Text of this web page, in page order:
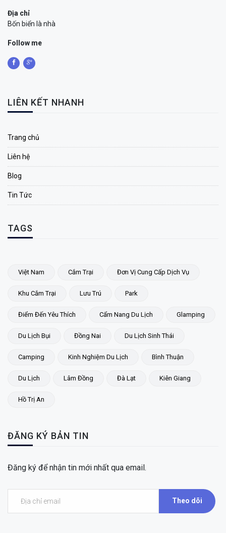
Địa chỉ
Bốn biển là nhà
Follow me
LIÊN KẾT NHANH
Trang chủ
Liên hệ
Blog
Tin Tức
TAGS
Việt Nam Cắm Trại Đơn Vị Cung Cấp Dịch Vụ
Khu Cắm Trại Lưu Trú Park
Điểm Đến Yêu Thích Cẩm Nang Du Lịch Glamping
Du Lịch Bụi Đồng Nai Du Lịch Sinh Thái
Camping Kinh Nghiệm Du Lịch Bình Thuận
Du Lịch Lâm Đồng Đà Lạt Kiên Giang
Hồ Trị An
ĐĂNG KÝ BẢN TIN
Đăng ký để nhận tin mới nhất qua email.
Theo dõi